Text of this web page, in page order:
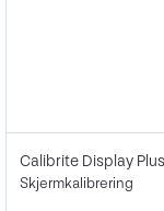
Calibrite Display
Skjermkalibrering